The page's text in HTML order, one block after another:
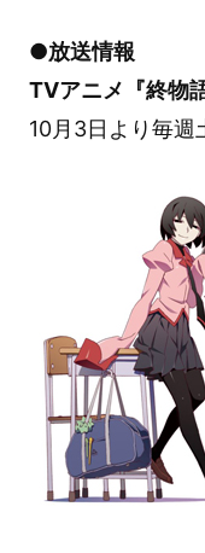
●放送情報
TVアニメ『終物語
10月3日より毎